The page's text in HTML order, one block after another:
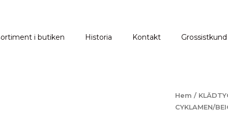
i butiken Historia Kontakt Grossistkund
Hem /
CYKLAMEN/